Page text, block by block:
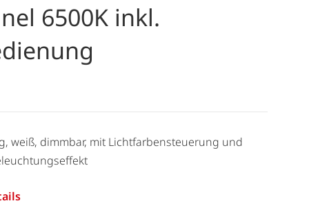
6500K inkl.
weiß, dimmbar, mit Lichtfarbensteuerung und